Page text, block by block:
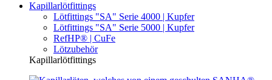
Kapillarlötfittings
Lötfittings "SA" Serie 4000 | Kupfer
Lötfittings "SA" Serie 5000 | Kupfer
RefHP® | CuFe
Lötzubehör
Kapillarlötfittings